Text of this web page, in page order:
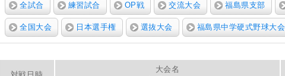
全試合 練習試合 OP戦 交流大会 福島県支部
全国大会 日本選手権 選抜大会 福島県中学硬式野球大会
大会名